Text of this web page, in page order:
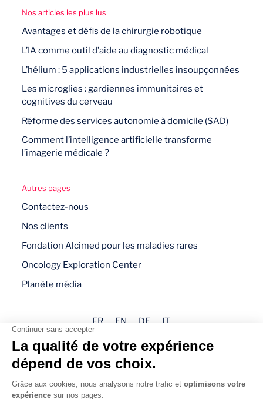
Nos articles les plus lus
Avantages et défis de la chirurgie robotique
L’IA comme outil d’aide au diagnostic médical
L’hélium : 5 applications industrielles insoupçonnées
Les microglies : gardiennes immunitaires et
cognitives du cerveau
Réforme des services autonomie à domicile (SAD)
Comment l’intelligence artificielle transforme
l’imagerie médicale ?
Autres pages
Contactez-nous
Nos clients
Fondation Alcimed pour les maladies rares
Oncology Exploration Center
Planète média
FR EN DE IT
Mentions légales